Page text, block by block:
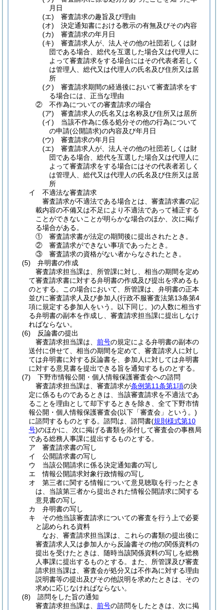
月日
(エ)
審査請求の趣旨及び理由
(オ)
決定通知書における教示の有無及びその内容
(カ)
審査請求の年月日
(キ)
審査請求人が、法人その他の社団若しくは財
団である場合、総代を互選した場合又は代理人に
よって審査請求をする場合にはその代表者若しく
は管理人、総代又は代理人の氏名及び住所又は居
所
(ク)
審査請求期間の経過後において審査請求をす
る場合には、正当な理由
②
不作為についての審査請求の場合
(ア)
審査請求人の氏名又は名称及び住所又は居所
(イ)
当該不作為に係る処分その他の行為について
の申請(公開請求)の内容及び年月日
(ウ)
審査請求の年月日
(エ)
審査請求人が、法人その他の社団若しくは財
団である場合、総代を互選した場合又は代理人に
よって審査請求をする場合にはその代表者若しく
は管理人、総代又は代理人の氏名及び住所又は居
所
イ
不適法な審査請求
審査請求が不適法である場合とは、審査請求書の記
載内容の不備又は不足により不適法であって補正する
ことができないことが明らかな場合のほか、次に掲げ
る場合がある。
①
審査請求書が法定の期間後に提出されたとき。
②
審査請求ができない事項であったとき。
③
審査請求の資格がない者からなされたとき。
(5)
弁明書の作成
審査請求担当課は、所管課に対し、相当の期間を定め
て審査請求書に対する弁明書の作成及び提出を求めるも
のとする。この場合において、所管課は、弁明書の正本
並びに審査請求人及び参加人(行政不服審査法第13条第4
項に規定する参加人をいう。以下同じ。)の人数に相当す
る弁明書の副本を作成し、審査請求担当課に提出しなけ
ればならない。
(6)
反論書の提出
審査請求担当課は、 前号の規定による弁明書の副本の
送付に併せて、相当の期間を定めて、審査請求人に対し
ては弁明書に対する反論書を、参加人に対しては弁明書
に対する意見書を提出できる旨を通知するものとする。
(7)
下野市情報公開・個人情報保護審査会への諮問
審査請求担当課は、審査請求が条例第11条第1項の決
定に係るものであるときは、当該審査請求を不適法であ
ることを理由として却下するときを除き、全て下野市情
報公開・個人情報保護審査会(以下「審査会」という。)
に諮問するものとする。諮問は、諮問書(規則様式第10
号)のほかに、次に掲げる書類を添付して審査会の事務局
である総務人事課に提出するものとする。
ア
審査請求書の写し
イ
公開請求書の写し
ウ
当該公開請求に係る決定通知書の写し
エ
情報公開請求対象行政情報の写し
オ
第三者に関する情報について意見聴取を行ったとき
は、当該第三者から提出された情報公開請求に関する
意見書の写し
カ
弁明書の写し
キ
その他当該審査請求についての審査を行う上で必要
と認められる資料
なお、審査請求担当課は、これらの書類の提出後に
審査請求人又は参加人から反論書その他の関係資料の
提出を受けたときは、随時当該関係資料の写しを総務
人事課に提出するものとする。また、所管課及び審査
請求担当課は、審査会が処分又は不作為に対する理由
説明書等の提出及びその他説明を求めたときは、その
求めに応じなければならない。
(8)
諮問をした旨の通知
審査請求担当課は、 前号の諮問をしたときは、次に掲